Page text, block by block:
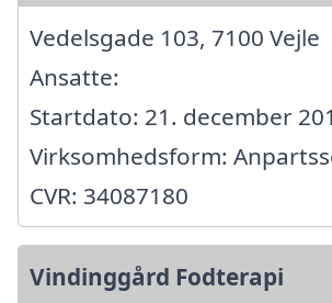
Vedelsgade 103, 7100 Vejle
Ansatte:
Startdato: 21. december
Virksomhedsform:
CVR: 34087180
Vindinggård Fodterapi